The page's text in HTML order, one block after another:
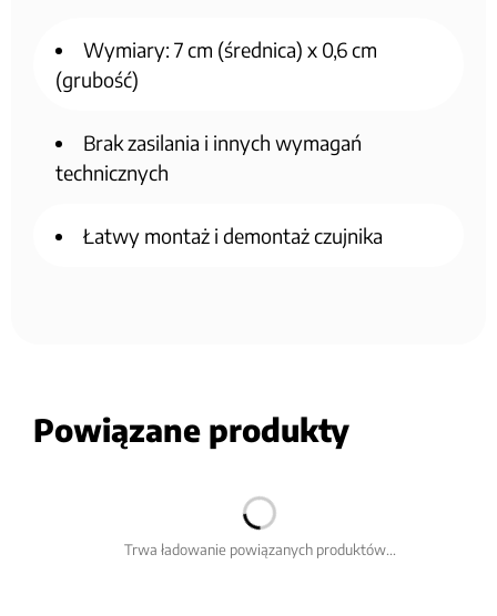
Wymiary: 7 cm (średnica) x 0,6 cm
(grubość)
Brak zasilania i innych wymagań
technicznych
Łatwy montaż i demontaż czujnika
Powiązane produkty
Trwa ładowanie powiązanych produktów...